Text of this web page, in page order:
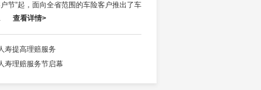
节”起，面向全省范围的车险客户推出了车
查看详情>
寿提高理赔服务
寿理赔服务节启幕